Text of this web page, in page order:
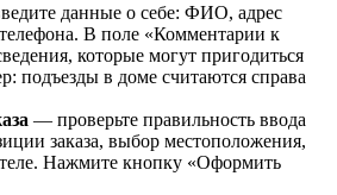
данные о себе: ФИО, адрес
В поле «Комментарии к
которые могут пригодиться
подъезды в доме считаются справа
— проверьте правильность ввода
заказа, выбор местоположения,
Нажмите кнопку «Оформить